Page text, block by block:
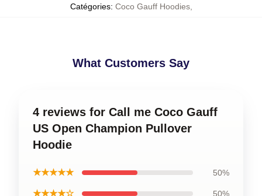
Catégories: Coco Gauff Hoodies,
What Customers Say
4 reviews for Call me Coco Gauff
US Open Champion Pullover
Hoodie
★★★★★ 50%
★★★★☆ 50%